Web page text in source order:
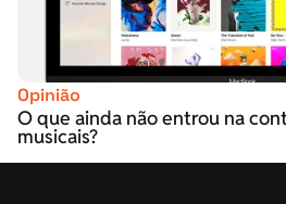
Opinião
O que ainda não entrou na
musicais?